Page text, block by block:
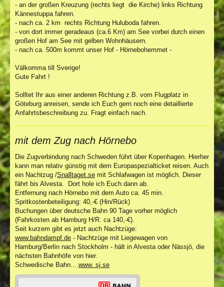
- an der großen Kreuzung (rechts liegt die Kirche) links Richtung
Kännestuppa fahren.
- nach ca. 2 km rechts Richtung Huluboda fahren.
- von dort immer geradeaus (ca.6 Km) am See vorbei durch einen
großen Hof am See mit gelben Wohnhäusern.
- nach ca. 500m kommt unser Hof - Hörnebohemmet -
Välkomma till Sverige!
Gute Fahrt !
Solltet Ihr aus einer anderen Richtung z.B. vom Flugplatz in
Göteburg anreisen, sende ich Euch gern noch eine detaillierte
Anfahrtsbeschreibung zu. Fragt einfach nach.
mit dem Zug nach Hörnebo
Die Zugverbindung nach Schweden führt über Kopenhagen. Hierher
kann man relativ günstig mit dem Europaspezialticket reisen. Auch
ein Nachtzug /Snalltaget.se mit Schlafwagen ist möglich. Dieser
fährt bis Alvesta. Dort hole ich Euch dann ab.
Entfernung nach Hörnebo mit dem Auto ca. 45 min.
Spritkostenbeteiligung: 40,-€ (Hin/Rück)
Buchungen über deutsche Bahn 90 Tage vorher möglich
(Fahrkosten ab Hamburg H/R. ca 140,-€).
Seit kurzem gibt es jetzt auch Nachtzüge:
www.bahndampf.de - Nachtzüge mit Liegewagen von
Hamburg/Berlin nach Stockholm - hält in Alvesta oder Nässjö, die
nächsten Bahnhöfe von hier.
Schwedische Bahn.... www. sj.se